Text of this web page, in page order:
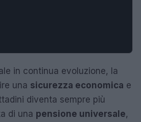
in continua evoluzione, la
una sicurezza economica e
diventa sempre più
di una pensione universale,